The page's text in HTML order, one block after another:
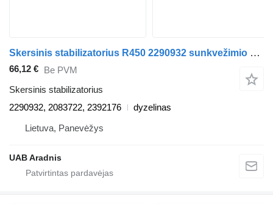
Skersinis stabilizatorius R450 2290932 sunkvežimio Scania L,P,G,R,S series
66,12 € Be PVM
Skersinis stabilizatorius
2290932, 2083722, 2392176
dyzelinas
Lietuva, Panevėžys
UAB Aradnis